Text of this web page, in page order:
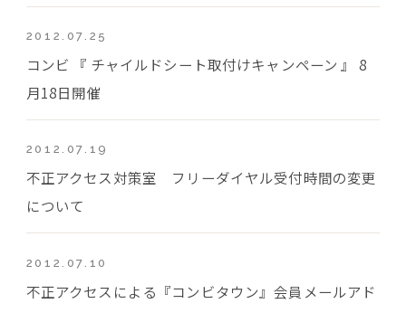
2012.07.25
コンビ 『 チャイルドシート取付けキャンペーン 』 8
月18日開催
2012.07.19
不正アクセス対策室 フリーダイヤル受付時間の変更
について
2012.07.10
不正アクセスによる『コンビタウン』会員メールアド